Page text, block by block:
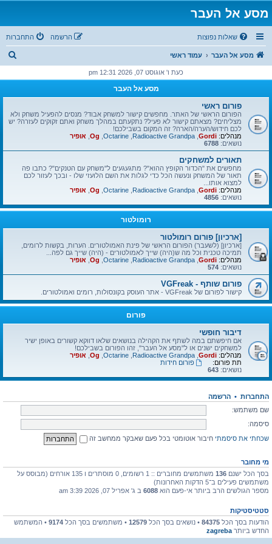
מסע אל העבר
שאלות נפוצות התחברות הרשמה
מסע אל העבר עמוד ראשי
ו
כעת ו' אוגוסט 07, 2026 12:31 pm
מסע אל העבר
פורום ראשי
הפורום הראשי של האתר. מחפשים קישור למשחק אבוד? מנסים להפעיל משחק ולא
מצליחים? מצאתם קישור לא פעיל? נתקעתם במהלך משחק ואתם זקוקים לעזרה? יש
לכם חידוש/הערה/הארה? זה המקום בשבילכם!
מנהלים: Gordi
Radioactive Grandpa
Octarine
Og אופיר
נושאים: 6788
תאורים למשחקים
מחפשים את "הכדור הקופץ ההוא"? מתגעגעים ל"משחק עם הטנקים"? כתבו פה
תאור של המשחק ונעשה הכל כדי לגלות את השם הלועזי שלו - ובכך לעזור לכם
למצוא אותו...
מנהלים: Gordi
Radioactive Grandpa
Octarine
Og אופיר
נושאים: 4856
רומולטור
[ארכיון] פורום רומולטור
[ארכיון] (לשעבר) הפורום הראשי של פינת האמולטורים. הערות, בקשות לרומים,
תמיכה טכנית וכל מה ש(היה) שייך לאמולטורים - (היה) שייך גם לפה...
מנהלים: Gordi
Radioactive Grandpa
Octarine
Og אופיר
נושאים: 574
פורום שותף - VGFreak
קישור לפורום של VGFreak - אתר העוסק בקונסולות, רומים ואמולטורים.
פורום
דיבור חופשי
אם חיפשתם במה לשתף את הקהילה בנושאים שלאו דווקא קשורים באופן ישיר
למשחקים ישנים או ל"מסע אל העבר", זהו הפורום בשבילכם!
מנהלים: Gordi
Radioactive Grandpa
Octarine
Og אופיר
תת פורום:
פורום חידות
נושאים: 643
התחברות • הרשמה
שם משתמש:
סיסמה:
שכחתי את סיסמתי חיבור אוטומטי בכל פעם שאבקר ממחשב זה
מי מחובר
בסך הכל ישנם 136
משתמשים מחוברים :: 1 רשומים, 0 מוסתרים ו 135 אורחים (מבוסס על
משתמשים פעילים ב־5 הדקות האחרונות)
מספר הגולשים הרב ביותר אי-פעם הוא 6088 ב ג' אפריל 07, 2026 3:39 am
סטטיסטיקות
הודעות בסך הכל 84375 • נושאים בסך הכל 12579 • משתמשים בסך הכל 9174 • המשתמש
החדש ביותר zagreba